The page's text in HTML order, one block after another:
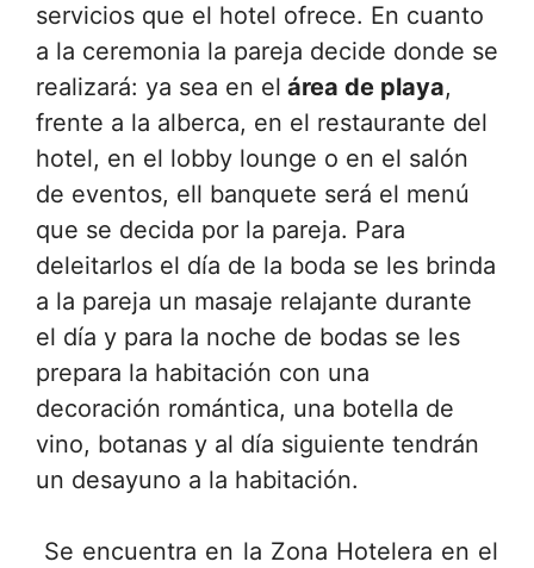
servicios que el hotel ofrece. En cuanto
a la ceremonia la pareja decide donde se
realizará: ya sea en el área de playa,
frente a la alberca, en el restaurante del
hotel, en el lobby lounge o en el salón
de eventos, ell banquete será el menú
que se decida por la pareja. Para
deleitarlos el día de la boda se les brinda
a la pareja un masaje relajante durante
el día y para la noche de bodas se les
prepara la habitación con una
decoración romántica, una botella de
vino, botanas y al día siguiente tendrán
un desayuno a la habitación.
Se encuentra en la Zona Hotelera en el